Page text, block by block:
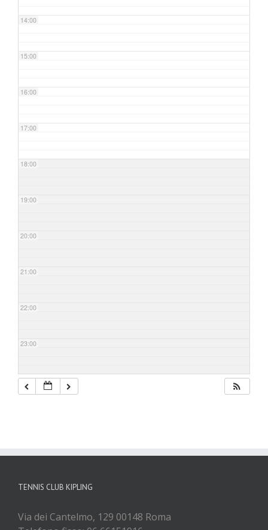
14:00
15:00
16:00
17:00
18:00
19:00
20:00
21:00
22:00
23:00
TENNIS CLUB KIPLING
Via dei Cantelmo, 129 00148 Roma